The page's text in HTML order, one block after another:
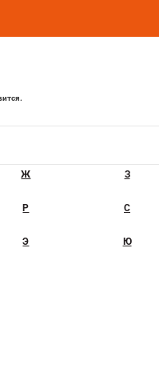
Ж З
Р С
Э Ю